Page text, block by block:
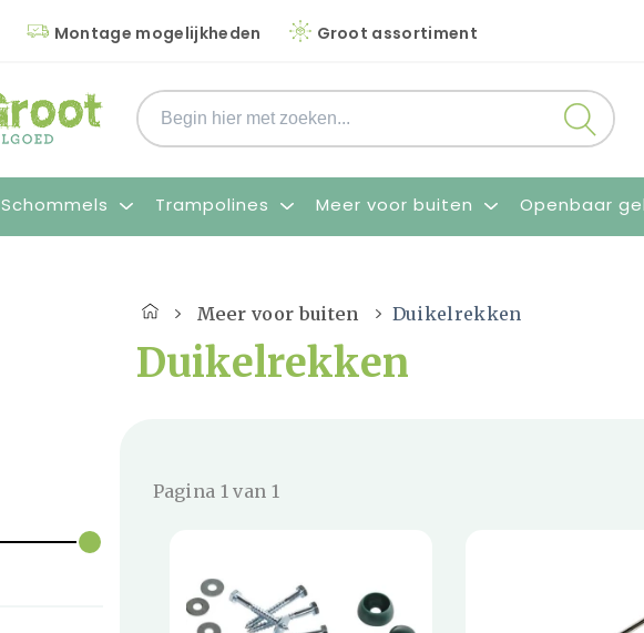
Montage mogelijkheden Groot assortiment
Schommels Trampolines Meer voor buiten Openbaar
Meer voor buiten Duikelrekken
Duikelrekken
Pagina 1 van 1